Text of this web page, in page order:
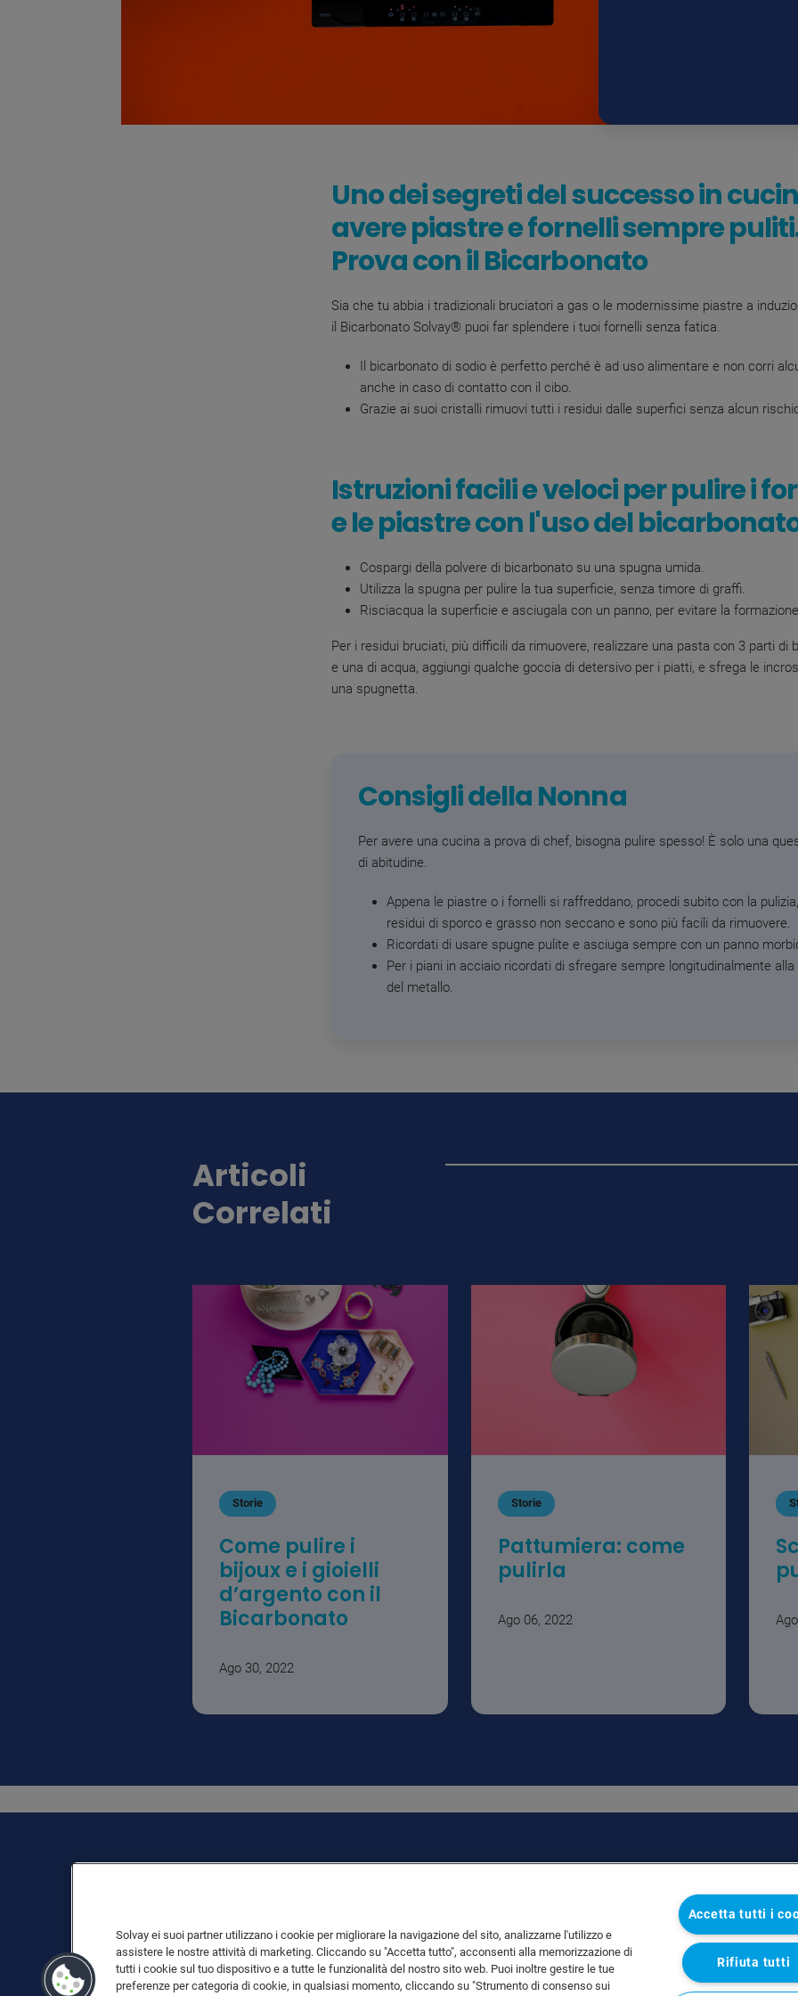
Uno dei segreti del successo in
avere piastre e fornelli sempre
Prova con il Bicarbonato
Sia che tu abbia i tradizionali bruciatori a gas o le modernissime piastre a
il Bicarbonato Solvay® puoi far splendere i tuoi fornelli senza fatica.
Il bicarbonato di sodio è perfetto perché è ad uso alimentare e non corri
anche in caso di contatto con il cibo.
Grazie ai suoi cristalli rimuovi tutti i residui dalle superfici senza alcun
Istruzioni facili e veloci per pulire i
e le piastre con l'uso del
Cospargi della polvere di bicarbonato su una spugna umida.
Utilizza la spugna per pulire la tua superficie, senza timore di graffi.
Risciacqua la superficie e asciugala con un panno, per evitare la
Per i residui bruciati, più difficili da rimuovere, realizzare una pasta con 3 parti di
e una di acqua, aggiungi qualche goccia di detersivo per i piatti, e sfrega le
una spugnetta.
Consigli della Nonna
Per avere una cucina a prova di chef, bisogna pulire spesso! È solo una
di abitudine.
Appena le piastre o i fornelli si raffreddano, procedi subito con la
residui di sporco e grasso non seccano e sono più facili da rimuovere.
Ricordati di usare spugne pulite e asciuga sempre con un panno
Per i piani in acciaio ricordati di sfregare sempre longitudinalmente alla
del metallo.
Articoli
Correlati
Storie
Come pulire i
bijoux e i gioielli
d’argento con il
Bicarbonato
Ago 30, 2022
Storie
Pattumiera: come
pulirla
Ago 06, 2022
Solvay ei suoi partner utilizzano i cookie per migliorare la navigazione del sito, analizzarne l'utilizzo e
assistere le nostre attività di marketing. Cliccando su "Accetta tutto", acconsenti alla memorizzazione di
tutti i cookie sul tuo dispositivo e a tutte le funzionalità del nostro sito web. Puoi inoltre gestire le tue
preferenze per categoria di cookie, in qualsiasi momento, cliccando su "Strumento di consenso sui
Accetta tutti i
Rifiuta tutti